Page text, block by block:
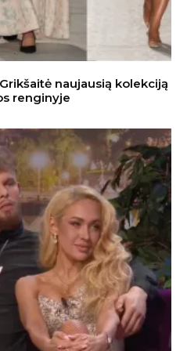
naujausią kolekciją
renginyje